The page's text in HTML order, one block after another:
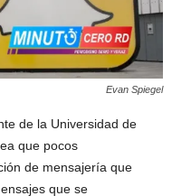
Evan Spiegel
de la Universidad de
que pocos
de mensajería que
que se